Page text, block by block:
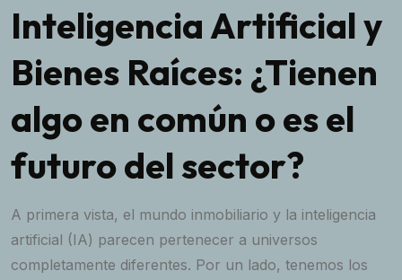
Inteligencia Artificial y
Bienes Raíces: ¿Tienen
algo en común o es el
futuro del sector?
A primera vista, el mundo inmobiliario y la inteligencia
artificial (IA) parecen pertenecer a universos
completamente diferentes. Por un lado, tenemos los